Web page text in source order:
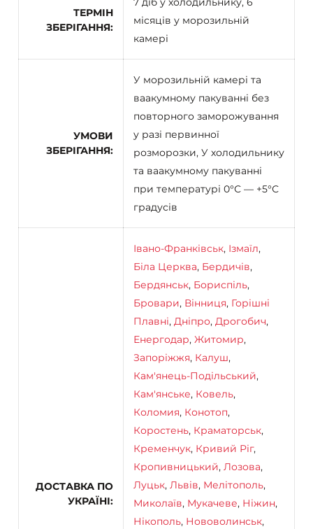
ТЕРМІН
ЗБЕРІГАННЯ
місяців у морозильній
камері
УМОВИ
ЗБЕРІГАННЯ
У морозильній камері та
ваакумному пакуванні без
повторного заморожування
у разі первинної
розморозки, У холодильнику
та ваакумному пакуванні
при температурі 0°С — +5°С
градусів
ДОСТАВКА ПО
УКРАЇНІ
Івано-Франківськ, Ізмаїл,
Біла Церква, Бердичів,
Бердянськ, Бориспіль,
Бровари, Вінниця, Горішні
Плавні, Дніпро, Дрогобич,
Енергодар, Житомир,
Запоріжжя, Калуш,
Кам'янець-Подільський,
Кам'янське, Ковель,
Коломия, Конотоп,
Коростень, Краматорськ,
Кременчук, Кривий Ріг,
Кропивницький, Лозова,
Луцьк, Львів, Мелітополь,
Миколаїв, Мукачеве, Ніжин,
Нікополь, Нововолинськ,